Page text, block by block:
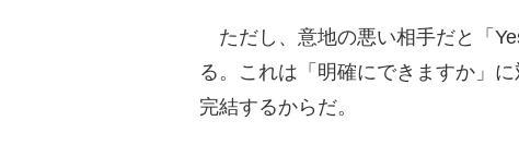
ただし、意地の悪い相手だと「
る。これは「明確にできますか」
完結するからだ。